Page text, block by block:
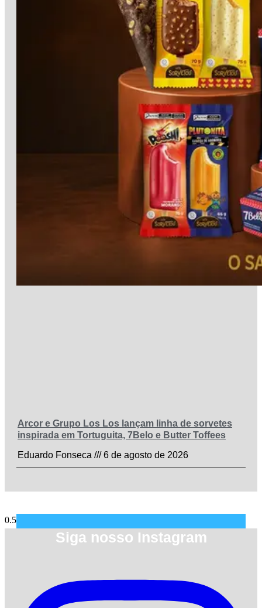
Arcor e Grupo Los Los lançam linha de sorvetes
inspirada em Tortuguita, 7Belo e Butter Toffees
Eduardo Fonseca
6 de agosto de 2026
Siga nosso Instagram